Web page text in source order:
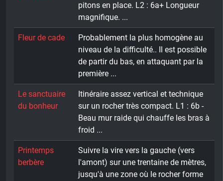
pitons en place. L2 : 6a+ Longueur
magnifique. ...
Fleur de cade
Probablement la plus homogène au
niveau de la difficulté.. Il est possible
de partir du bas, en attaquant par la
première ...
Le sanctuaire
du bonheur
Itinéraire assez vertical et technique
sur un rocher très compact. L1 : 6b -
Beau mur raide qui chauffe les bras à
froid ...
Printemps
berbère
Suivre la vire vers la gauche (vers
l'amont) sur une trentaine de mètres,
jusqu'à une zone où le rocher forme